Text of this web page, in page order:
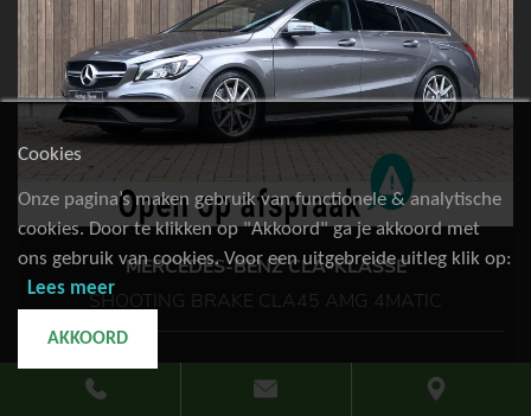
MERCEDES-BENZ CLA-KLASSE
SHOOTING BRAKE CLA45 AMG 4MATIC
Cookies
Onze pagina’s maken gebruik van functionele & analytische
cookies. Door te klikken op "Akkoord" ga je akkoord met
ons gebruik van cookies. Voor een uitgebreide uitleg klik op:
Lees meer
AKKOORD